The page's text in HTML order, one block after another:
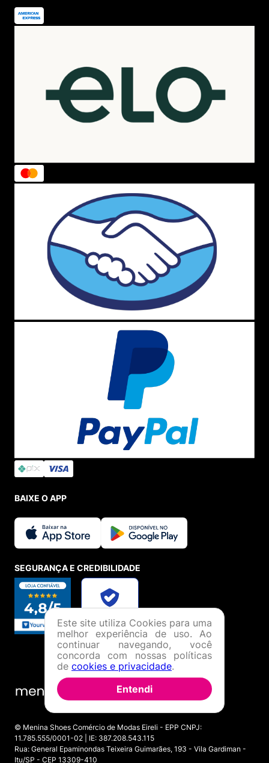
BAIXE O APP
SEGURANÇA E CREDIBILIDADE
© Menina Shoes Comércio de Modas Eireli - EPP CNPJ:
11.785.555/0001-02 | IE: 387.208.543.115
Rua: General Epaminondas Teixeira Guimarães, 193 - Vila Gardiman -
Itu/SP - CEP 13309-410
Este site utiliza Cookies para uma
melhor experiência de uso. Ao
continuar navegando, você
concorda com nossas políticas
de cookies e privacidade.
Entendi